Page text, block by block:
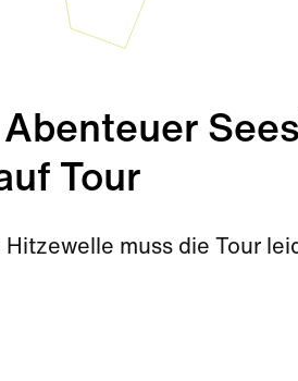
Abenteuer
Tour
muss die Tour